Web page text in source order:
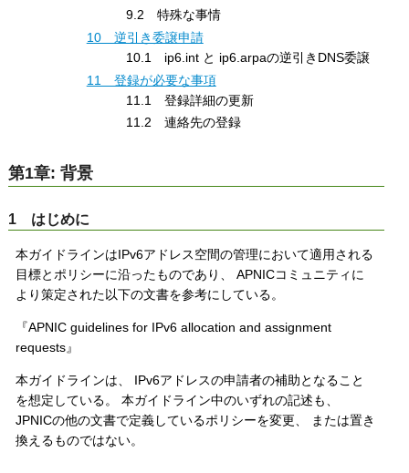
9.2 特殊な事情
10 逆引き委譲申請
10.1 ip6.int と ip6.arpaの逆引きDNS委譲
11 登録が必要な事項
11.1 登録詳細の更新
11.2 連絡先の登録
第1章: 背景
1 はじめに
本ガイドラインはIPv6アドレス空間の管理において適用される
目標とポリシーに沿ったものであり、 APNICコミュニティに
より策定された以下の文書を参考にしている。
『APNIC guidelines for IPv6 allocation and assignment
requests』
本ガイドラインは、 IPv6アドレスの申請者の補助となること
を想定している。 本ガイドライン中のいずれの記述も、
JPNICの他の文書で定義しているポリシーを変更、 または置き
換えるものではない。